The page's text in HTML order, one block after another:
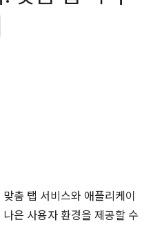
춤 탭 서비스와 애플리케이
은 사용자 환경을 제공할 수